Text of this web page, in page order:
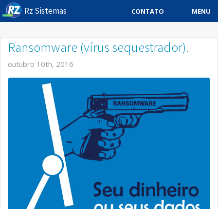
Rz Sistemas CONTATO MENU
Blog
Contato Rz Sistemas
Buscar no Site
Ransomware (vírus sequestrador).
outubro 10th, 2016